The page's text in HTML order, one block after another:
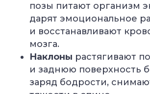
позы питают организм
дарят эмоциональное
и восстанавливают
мозга.
Наклоны растягивают
и заднюю поверхность
заряд бодрости,